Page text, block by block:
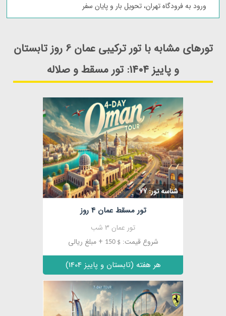
ورود به فرودگاه تهران، تحویل بار و پایان سفر
تورهای مشابه با تور ترکیبی عمان 6 روز تابستان
و پاییز 1404: تور مسقط و صلاله
مشاهده
شناسه تور: 77
تور مسقط عمان 4 روز
تور عمان 3 شب
شروع قیمت: $ 150 + مبلغ ریالی
هر هفته (تابستان و پاییز 1404)